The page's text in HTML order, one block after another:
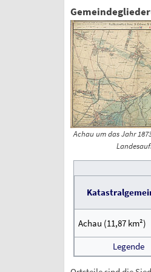
Achau um das Jahr
Achau (11,87 km²)
Legende